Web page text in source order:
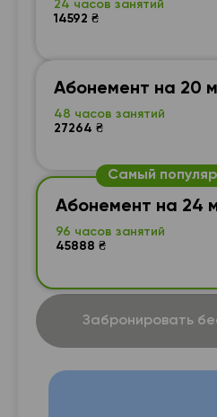
24 часов занятий
14592 ₴
Абонемент на 20
48 часов занятий
27264 ₴
Самый
Абонемент на 24
96 часов занятий
45888 ₴
Забронировать